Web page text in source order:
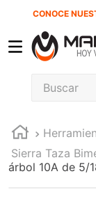
CONOCE
Buscar
Sierra Taza
árbol 10A de 5/